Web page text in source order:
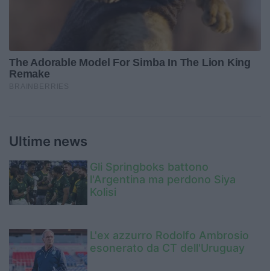
Ultime news
Gli Springboks battono
l'Argentina ma perdono Siya
Kolisi
L'ex azzurro Rodolfo Ambrosio
esonerato da CT dell'Uruguay